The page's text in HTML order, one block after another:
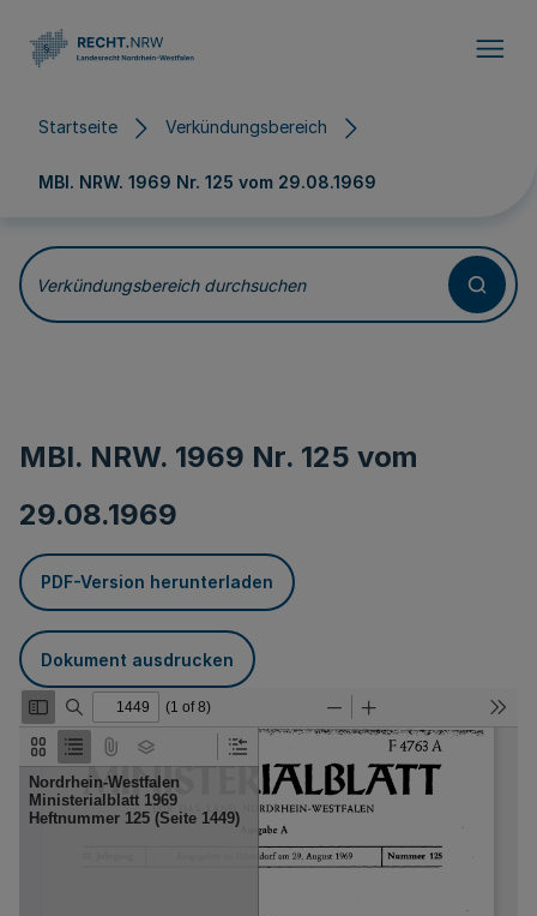
Startseite Verkündungsbereich
MBl. NRW. 1969 Nr. 125 vom 29.08.1969
Verkündungsbereich durchsuchen
MBl. NRW. 1969 Nr. 125 vom
29.08.1969
PDF-Version herunterladen
Dokument ausdrucken